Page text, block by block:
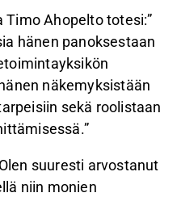
Ahopelto totesi:”
hänen panoksestaan
näkemyksistään
sekä roolistaan
suuresti arvostanut
niin monien